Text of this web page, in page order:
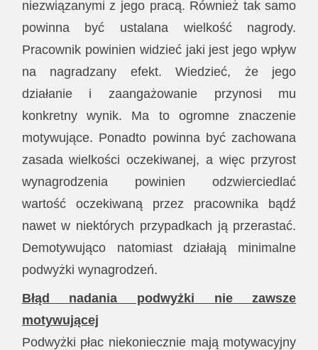
niezwiązanymi z jego pracą. Również tak samo
powinna być ustalana wielkość nagrody.
Pracownik powinien widzieć jaki jest jego wpływ
na nagradzany efekt. Wiedzieć, że jego
działanie i zaangażowanie przynosi mu
konkretny wynik. Ma to ogromne znaczenie
motywujące. Ponadto powinna być zachowana
zasada wielkości oczekiwanej, a więc przyrost
wynagrodzenia powinien odzwierciedlać
wartość oczekiwaną przez pracownika bądź
nawet w niektórych przypadkach ją przerastać.
Demotywująco natomiast działają minimalne
podwyżki wynagrodzeń.
Błąd nadania podwyżki nie zawsze
motywującej
Podwyżki płac niekoniecznie mają motywacyjny